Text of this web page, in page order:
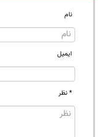
نام
ایمیل
* نظر